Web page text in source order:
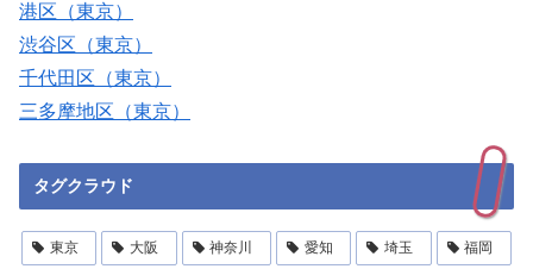
港区（東京）
渋谷区（東京）
千代田区（東京）
三多摩地区（東京）
タグクラウド
東京 大阪 神奈川 愛知 埼玉 福岡